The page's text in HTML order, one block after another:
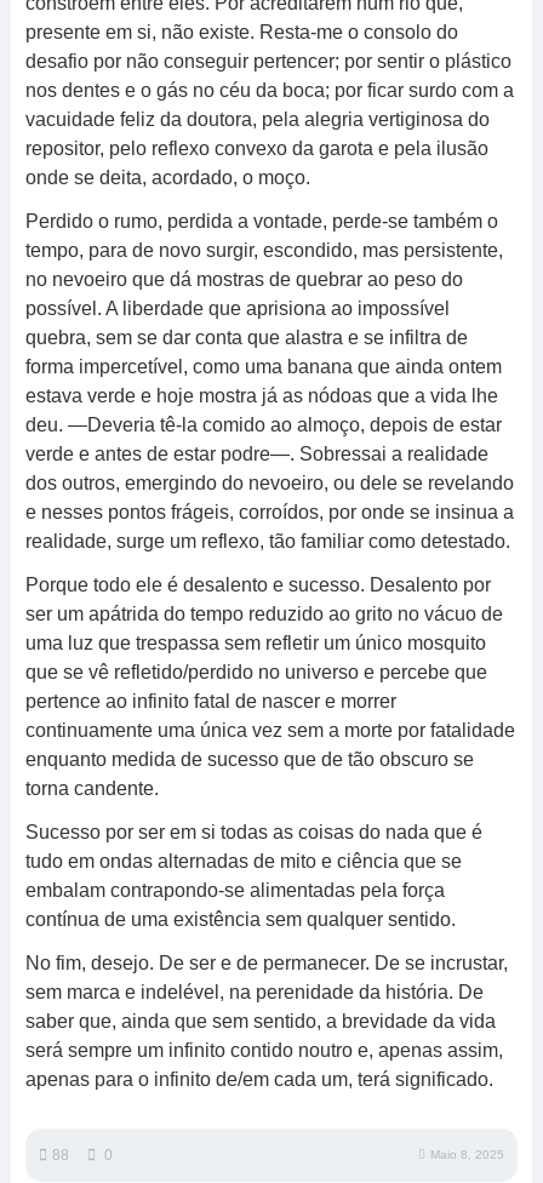
presente em si, não existe. Resta-me o consolo do
desafio por não conseguir pertencer; por sentir o plástico
nos dentes e o gás no céu da boca; por ficar surdo com a
vacuidade feliz da doutora, pela alegria vertiginosa do
repositor, pelo reflexo convexo da garota e pela ilusão
onde se deita, acordado, o moço.
Perdido o rumo, perdida a vontade, perde-se também o
tempo, para de novo surgir, escondido, mas persistente,
no nevoeiro que dá mostras de quebrar ao peso do
possível. A liberdade que aprisiona ao impossível
quebra, sem se dar conta que alastra e se infiltra de
forma impercetível, como uma banana que ainda ontem
estava verde e hoje mostra já as nódoas que a vida lhe
deu. —Deveria tê-la comido ao almoço, depois de estar
verde e antes de estar podre—. Sobressai a realidade
dos outros, emergindo do nevoeiro, ou dele se revelando
e nesses pontos frágeis, corroídos, por onde se insinua a
realidade, surge um reflexo, tão familiar como detestado.
Porque todo ele é desalento e sucesso. Desalento por
ser um apátrida do tempo reduzido ao grito no vácuo de
uma luz que trespassa sem refletir um único mosquito
que se vê refletido/perdido no universo e percebe que
pertence ao infinito fatal de nascer e morrer
continuamente uma única vez sem a morte por fatalidade
enquanto medida de sucesso que de tão obscuro se
torna candente.
Sucesso por ser em si todas as coisas do nada que é
tudo em ondas alternadas de mito e ciência que se
embalam contrapondo-se alimentadas pela força
contínua de uma existência sem qualquer sentido.
No fim, desejo. De ser e de permanecer. De se incrustar,
sem marca e indelével, na perenidade da história. De
saber que, ainda que sem sentido, a brevidade da vida
será sempre um infinito contido noutro e, apenas assim,
apenas para o infinito de/em cada um, terá significado.
88 0 Maio 8, 2025